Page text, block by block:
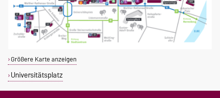
Größere Karte anzeigen
Universitätsplatz